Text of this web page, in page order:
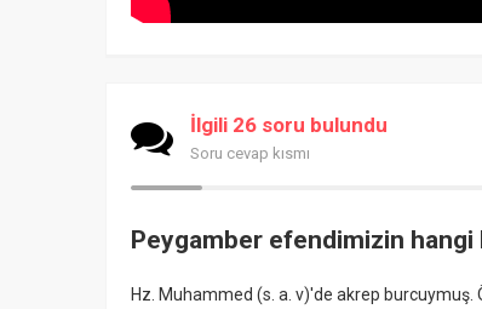
İlgili 26 soru bulundu
Soru cevap kısmı
Peygamber efendimizin hangi
Hz. Muhammed (s. a. v)'de akrep burcuymuş.